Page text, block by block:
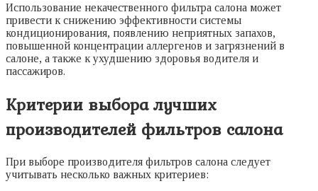
Использование некачественного фильтра салона может
привести к снижению эффективности системы
кондиционирования, появлению неприятных запахов,
повышенной концентрации аллергенов и загрязнений в
салоне, а также к ухудшению здоровья водителя и
пассажиров.
Критерии выбора лучших
производителей фильтров салона
При выборе производителя фильтров салона следует
учитывать несколько важных критериев: